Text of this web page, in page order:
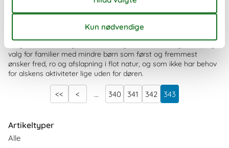
Sommerhuse i Ho
valg for familier med mindre børn som først og fremmest
ønsker fred, ro og afslapning i flot natur, og som ikke har behov
for alskens aktiviteter lige uden for døren.
<< < ... 340 341 342 343
Artikeltyper
Alle